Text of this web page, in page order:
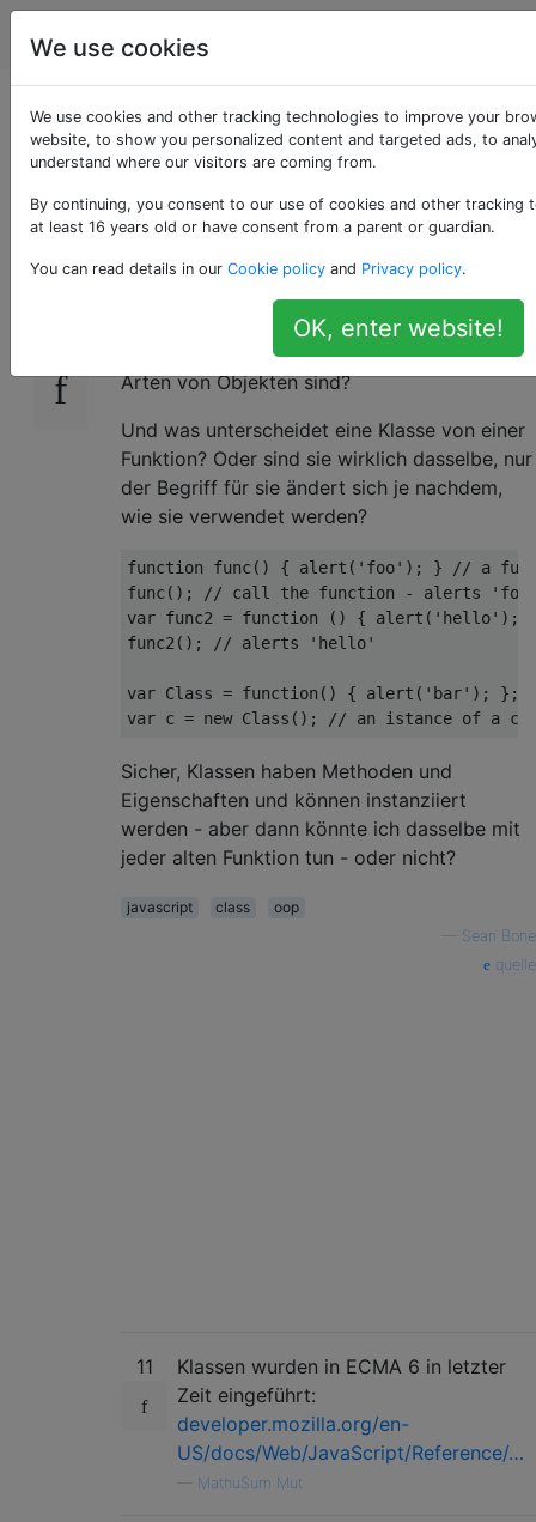
Programmierung
Objekt gegen Klasse
gegen Funktion
73
Ich habe mich gefragt - was ist der
Unterschied zwischen JavaScript-Objekten,
Klassen und Funktionen? Habe ich Recht,
wenn ich denke, dass Klassen und Funktionen
Arten von Objekten sind?
Und was unterscheidet eine Klasse von einer
Funktion? Oder sind sie wirklich dasselbe, nur
der Begriff für sie ändert sich je nachdem,
wie sie verwendet werden?
function func ( ) { alert( 'foo' ); }
// a
func();
// call the function - alerts
var func2 = function ( ) { alert( 'hello' );
func2();
// alerts 'hello'
var Class = function ( ) { alert( 'bar' ); };
var c = new Class(); // an istance of a
Sicher, Klassen haben Methoden und
Eigenschaften und können instanziiert
werden - aber dann könnte ich dasselbe mit
jeder alten Funktion tun - oder nicht?
javascript class
oop
Sean Bone
quelle
11
Klassen wurden in ECMA 6 in letzter
Zeit eingeführt:
developer.mozilla.org/en-
US/docs/Web/JavaScript/Reference/…
MathuSum Mut
We use cookies
We use cookies and other tracking technologies to improve your
website, to show you personalized content and targeted ads, to
understand where our visitors are coming from.
By continuing, you consent to our use of cookies and other tracking
at least 16 years old or have consent from a parent or guardian.
You can read details in our Cookie policy and Privacy policy.
OK, enter website!